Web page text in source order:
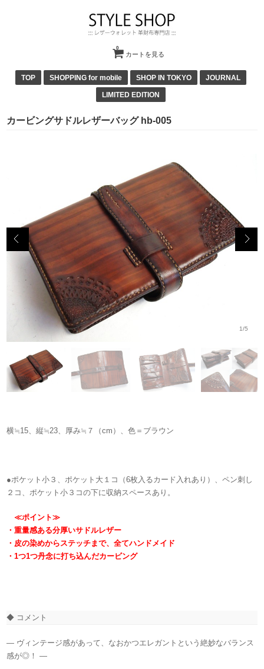
カートを見る
0
TOP SHOPPING for mobile SHOP IN TOKYO JOURNAL
LIMITED EDITION
カービングサドルレザーバッグ hb-005
1/5
横≒15、縦≒23、厚み≒７（cm）、色＝ブラウン
●ポケット小３、ポケット大１コ（6枚入るカード入れあり）、ペン刺し
２コ、ポケット小３コの下に収納スペースあり。
≪ポイント≫
・重量感ある分厚いサドルレザー
・皮の染めからステッチまで、全てハンドメイド
・1つ1つ丹念に打ち込んだカービング
◆ コメント
— ヴィンテージ感があって、なおかつエレガントという絶妙なバランス
感が◎！
—